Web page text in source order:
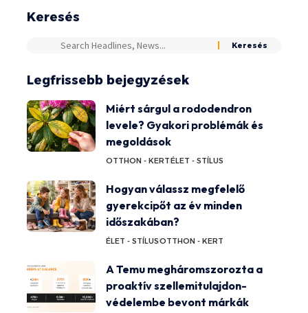
Keresés
Legfrissebb bejegyzések
Miért sárgul a rododendron
levele? Gyakori problémák és
megoldások
OTTHON - KERTÉLET - STÍLUS
Hogyan válassz megfelelő
gyerekcipőt az év minden
időszakában?
ÉLET - STÍLUSOTTHON - KERT
A Temu megháromszorozta a
proaktív szellemitulajdon-
védelembe bevont márkák